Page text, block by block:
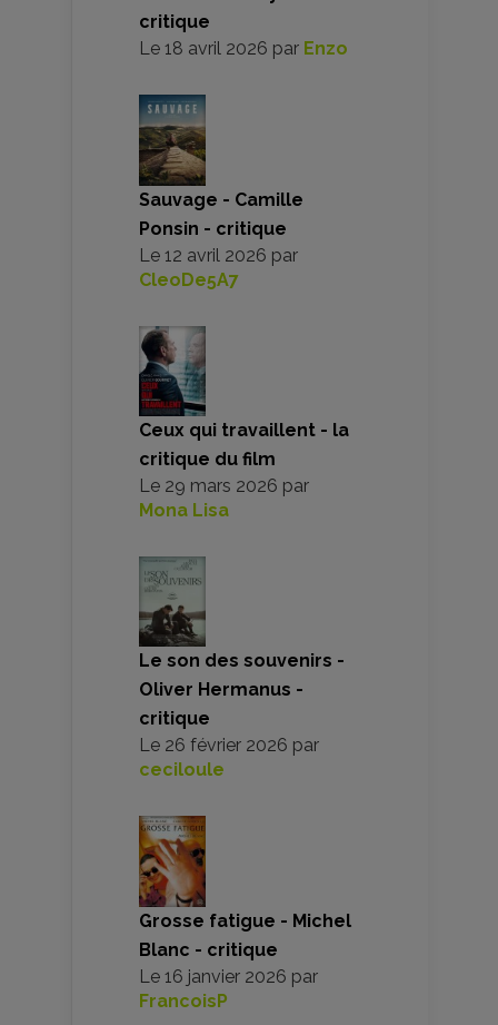
critique
Le 18 avril 2026 par Enzo
Sauvage - Camille
Ponsin - critique
Le 12 avril 2026 par
CleoDe5A7
Ceux qui travaillent - la
critique du film
Le 29 mars 2026 par
Mona Lisa
Le son des souvenirs -
Oliver Hermanus -
critique
Le 26 février 2026 par
ceciloule
Grosse fatigue - Michel
Blanc - critique
Le 16 janvier 2026 par
FrancoisP